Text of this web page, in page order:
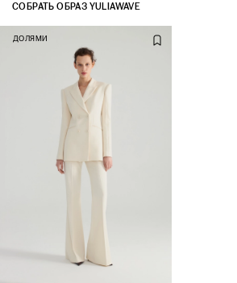
СОБРАТЬ ОБРАЗ YULIAWAVE
ДОЛЯМИ